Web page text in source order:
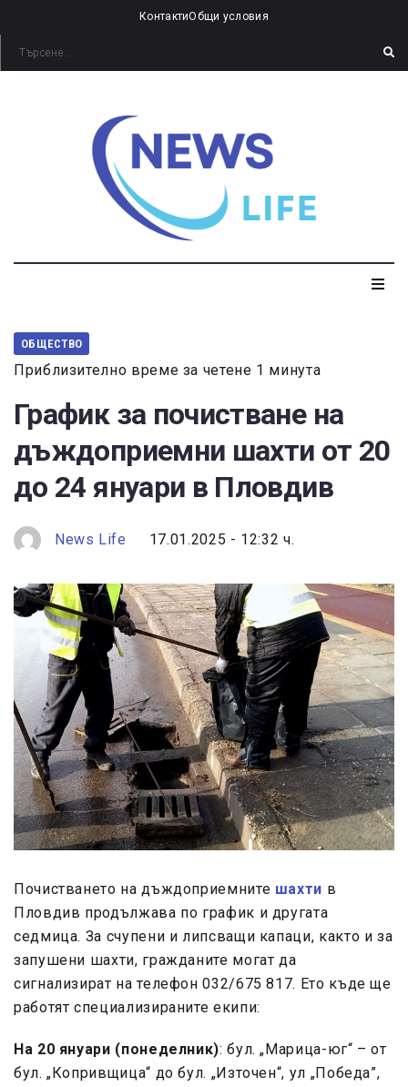
КонтактиОбщи условия
ОБЩЕСТВО
Приблизително време за четене 1 минута
График за почистване на
дъждоприемни шахти от 20
до 24 януари в Пловдив
News Life 17.01.2025 - 12:32 ч.
Почистването на дъждоприемните шахти в
Пловдив продължава по график и другата
седмица. За счупени и липсващи капаци, както и за
запушени шахти, гражданите могат да
сигнализират на телефон 032/675 817. Ето къде ще
работят специализираните екипи:
На 20 януари (понеделник): бул. „Марица-юг“ – от
бул. „Копривщица“ до бул. „Източен“, ул „Победа”,